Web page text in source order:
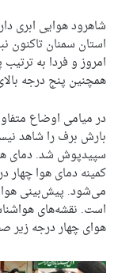
شاهرود هوایی ابری
استان سمنان تاکنون
امروز و فردا به
همچنین پنج درجه
در میامی اوضاع
بارش برف را شاهد
سپیدپوش شد. دمای
کمینه دمای هوا چهار
می‌شود. پیش‌بینی
است. نقشه‌های
هوای چهار درجه زیر